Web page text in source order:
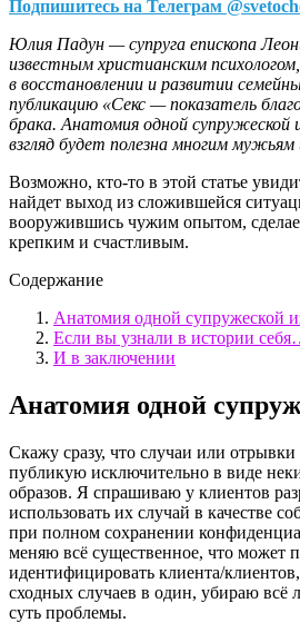
Подпишитесь на Телеграм
Юлия Падун — супруга епископа
известным христианским
в восстановлении и развитии
публикацию «Секс — показатель
брака. Анатомия одной супружеской
взгляд будет полезна многим
Возможно, кто-то в этой статье
найдет выход из сложившейся
вооружившись чужим опытом,
крепким и счастливым.
Содержание
Анатомия одной супружеской
Если вы узнали в истории
И в заключении
Анатомия одной
Скажу сразу, что случаи или отрывки
публикую исключительно в виде
образов. Я спрашиваю у клиентов
использовать их случай в качестве
при полном сохранении
меняю всё существенное, что может
идентифицировать клиента/
сходных случаев в один, убираю всё
суть проблемы.